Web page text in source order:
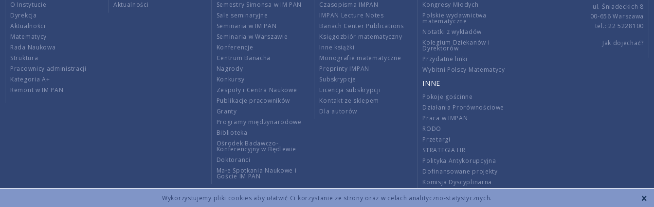
Wykorzystujemy pliki cookies aby ułatwić Ci korzystanie ze strony oraz w celach analityczno-statystycznych.
O Instytucie
Dyrekcja
Aktualności
Matematycy
Rada Naukowa
Struktura
Pracownicy administracji
Kategoria A+
Remont w IM PAN
Aktualności
Semestry Simonsa w IM PAN
Sale seminaryjne
Seminaria w IM PAN
Seminaria w Warszawie
Konferencje
Centrum Banacha
Nagrody
Konkursy
Zespoły i Centra Naukowe
Publikacje pracowników
Granty
Programy międzynarodowe
Biblioteka
Ośrodek Badawczo-
Konferencyjny w Będlewie
Doktoranci
Małe Spotkania Naukowe i
Goście IM PAN
Czasopisma IMPAN
IMPAN Lecture Notes
Banach Center Publications
Księgozbiór matematyczny
Inne książki
Monografie matematyczne
Preprinty IMPAN
Subskrypcje
Licencja subskrypcji
Kontakt ze sklepem
Dla autorów
Kongresy Młodych
Polskie wydawnictwa
matematyczne
Notatki z wykładów
Kolegium Dziekanów i
Dyrektorów
Przydatne linki
Wybitni Polscy Matematycy
INNE
Pokoje gościnne
Działania Prorównościowe
Praca w IMPAN
RODO
Przetargi
STRATEGIA HR
Polityka Antykorupcyjna
Dofinansowane projekty
Komisja Dyscyplinarna
Wnoszenie opłat
ul. Śniadeckich 8
00-656 Warszawa
tel.: 22 5228100
Jak dojechać?